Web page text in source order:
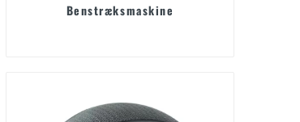
Benstræksmaskine